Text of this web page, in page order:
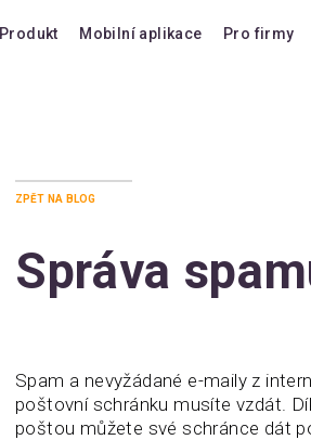
Produkt
Kontakty
Poznámky
Chat
Mobilní aplikace Pro firmy
zpět na blog
Správa
Spam a nevyžádané e-maily z
poštovní schránku musíte vzdát.
poštou můžete své schránce dát